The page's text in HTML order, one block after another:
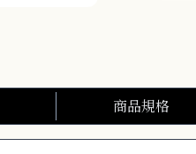
商品規格